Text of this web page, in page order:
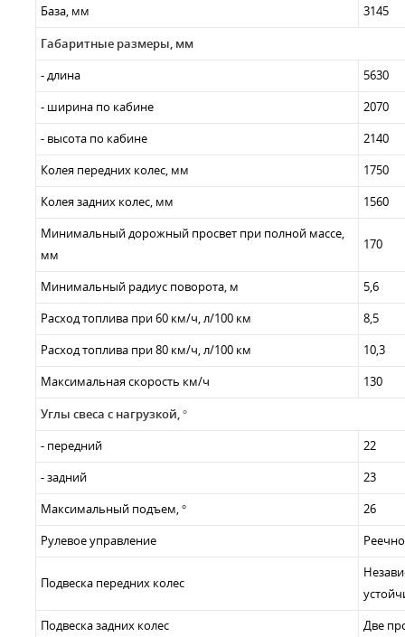
База, мм 3145
Габаритные размеры, мм
- длина 5630
- ширина по кабине 2070
- высота по кабине 2140
Колея передних колес, мм 1750
Колея задних колес, мм 1560
Минимальный дорожный просвет при полной массе,
мм
170
Минимальный радиус поворота, м 5,6
Расход топлива при 60 км/ч, л/100 км 8,5
Расход топлива при 80 км/ч, л/100 км 10,3
Максимальная скорость км/ч 130
Углы свеса с нагрузкой, °
- передний 22
- задний 23
Максимальный подъем, ° 26
Рулевое управление
Подвеска передних колес
Подвеска задних колес Две